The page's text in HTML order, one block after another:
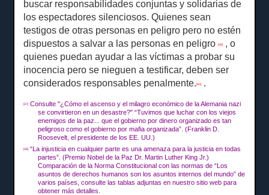
buscar responsabilidades conjuntas y solidarias de
los espectadores silenciosos.Quienes sean
testigos de otras personas en peligro pero no estén
dispuestos a salvar a las personas en peligro[39]
, o
quienes puedan ayudar a las víctimas a probar su
inocencia pero se nieguen a testificar, deben ser
considerados responsables penalmente.[40] .
[37]
Consulte "¿Cómo el ascenso y el milagro económico de la Alemania nazi
se convirtieron en un desastre?"“Tuvimos que luchar con los viejos
enemigos de la paz... que el gobierno por dinero organizado es tan
peligroso como el gobierno por mafia organizada”.(Franklin D.
Roosevelt, el presidente de los EE. UU.)
[38]
“La injusticia en cualquier parte es una amenaza para la justicia en todas
partes”.(Premio Nobel de la Paz Dr. Martin Luther King Jr.)
Comparación de la Norma Constitucional con las normas de “Los
asuntos de derechos humanos son los asuntos internos del mundo” de
varios países, consulte las tablas adjuntas en nuestro sitio web para
obtener más detalles.